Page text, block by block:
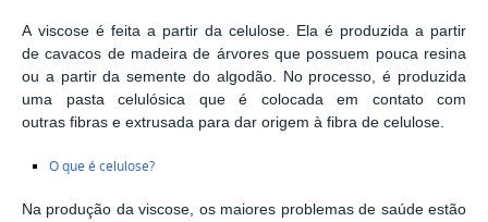
A viscose é feita a partir da celulose. Ela é produzida a partir
de cavacos de madeira de árvores que possuem pouca resina
ou a partir da semente do algodão. No processo, é produzida
uma pasta celulósica que é colocada em contato com
outras fibras e extrusada para dar origem à fibra de celulose.
O que é celulose?
Na produção da viscose, os maiores problemas de saúde estão